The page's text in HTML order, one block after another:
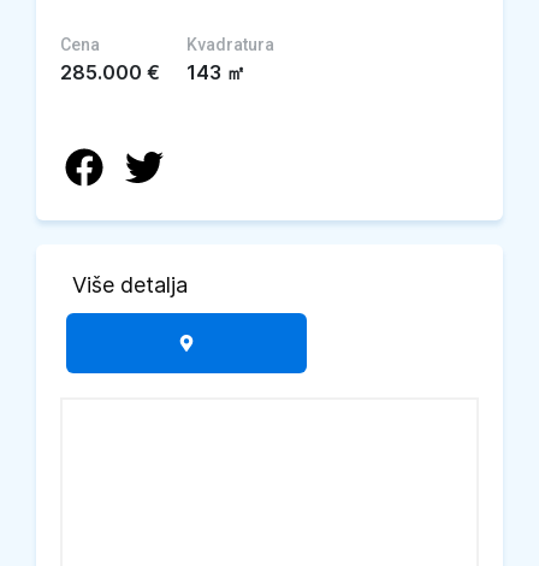
Cena
285.000 €
Kvadratura
143 ㎡
Više detalja